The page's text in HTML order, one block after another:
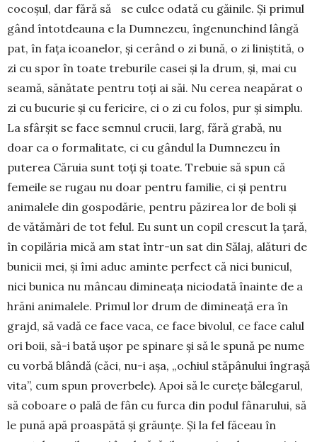
cocoșul, dar fără să se culce odată cu găinile. Și primul
gând întotdeauna e la Dumnezeu, îngenunchind lângă
pat, în fața icoanelor, și cerând o zi bună, o zi liniștită, o
zi cu spor în toate treburile casei și la drum, și, mai cu
seamă, sănătate pentru toți ai săi. Nu cerea neapărat o
zi cu bucurie și cu fericire, ci o zi cu folos, pur și simplu.
La sfârșit se face semnul crucii, larg, fără grabă, nu
doar ca o formalitate, ci cu gândul la Dumnezeu în
puterea Căruia sunt toți și toate. Trebuie să spun că
femeile se rugau nu doar pentru familie, ci și pentru
animalele din gospodărie, pentru păzirea lor de boli și
de vătămări de tot felul. Eu sunt un copil crescut la țară,
în copilăria mică am stat într-un sat din Sălaj, alături de
bunicii mei, și îmi aduc aminte perfect că nici bunicul,
nici bunica nu mâncau dimineața niciodată înainte de a
hrăni animalele. Primul lor drum de dimineață era în
grajd, să vadă ce face vaca, ce face bivolul, ce face calul
ori boii, să-i bată ușor pe spinare și să le spună pe nume
cu vorbă blândă (căci, nu-i așa, „ochiul stăpânului îngrașă
vita”, cum spun proverbele). Apoi să le curețe bălegarul,
să coboare o pală de fân cu furca din podul fânarului, să
le pună apă proaspătă și grăunțe. Și la fel făceau în